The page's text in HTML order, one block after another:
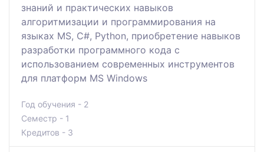
знаний и практических навыков
алгоритмизации и программирования на
языках MS, C#, Python, приобретение навыков
разработки программного кода с
использованием современных инструментов
для платформ MS Windows
Год обучения - 2
Семестр - 1
Кредитов - 3